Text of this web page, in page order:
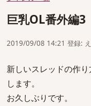
巨乳OL番外編3
2019/09/08 14:21 登録:
新しいスレッドの作
します。
お久しぶりです。